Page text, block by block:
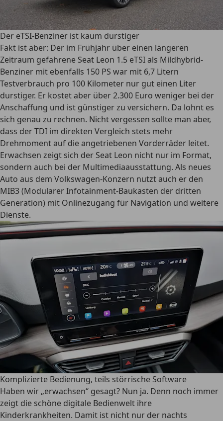
Der eTSI-Benziner ist kaum durstiger
Fakt ist aber: Der im Frühjahr über einen längeren
Zeitraum gefahrene Seat Leon 1.5 eTSI als Mildhybrid-
Benziner mit ebenfalls 150 PS war mit 6,7 Litern
Testverbrauch pro 100 Kilometer nur gut einen Liter
durstiger. Er kostet aber über 2.300 Euro weniger bei der
Anschaffung und ist günstiger zu versichern. Da lohnt es
sich genau zu rechnen. Nicht vergessen sollte man aber,
dass der TDI im direkten Vergleich stets mehr
Drehmoment auf die angetriebenen Vorderräder leitet.
Erwachsen zeigt sich der Seat Leon nicht nur im Format,
sondern auch bei der Multimediaausstattung. Als neues
Auto aus dem Volkswagen-Konzern nutzt auch er den
MIB3 (Modularer Infotainment-Baukasten der dritten
Generation) mit Onlinezugang für Navigation und weitere
Dienste.
Komplizierte Bedienung, teils störrische Software
Haben wir „erwachsen“ gesagt? Nun ja. Denn noch immer
zeigt die schöne digitale Bedienwelt ihre
Kinderkrankheiten. Damit ist nicht nur der nachts